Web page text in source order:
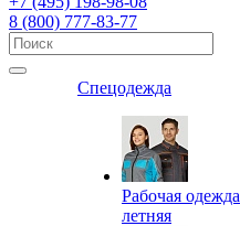
8 (800) 777-83-77
Спецодежда
Рабочая одежда
летняя